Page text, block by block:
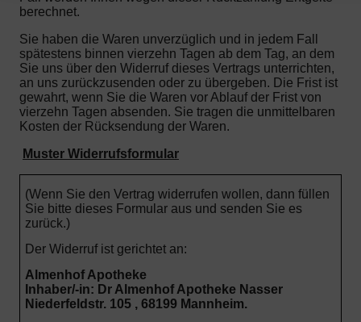
berechnet.
Sie haben die Waren unverzüglich und in jedem Fall
spätestens binnen vierzehn Tagen ab dem Tag, an dem
Sie uns über den Widerruf dieses Vertrags unterrichten,
an uns zurückzusenden oder zu übergeben. Die Frist ist
gewahrt, wenn Sie die Waren vor Ablauf der Frist von
vierzehn Tagen absenden. Sie tragen die unmittelbaren
Kosten der Rücksendung der Waren.
Muster Widerrufsformular
(Wenn Sie den Vertrag widerrufen wollen, dann füllen
Sie bitte dieses Formular aus und senden Sie es
zurück.)
Der Widerruf ist gerichtet an:
Almenhof Apotheke
Inhaber/-in: Dr Almenhof Apotheke Nasser
Niederfeldstr. 105 , 68199 Mannheim.